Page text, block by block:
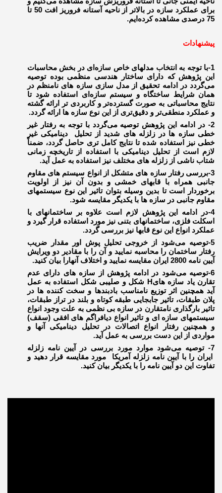
برای عملکرد سازه در بالاتر از ناحیه آستانه فروریز افت 50 تا
75 درصدی مشاهده کرده‌ایم.
پیشنهادات
1-با توجه به انتخاب مدلهای خاص سازه‌ای در بخش محاسبات
این پژوهش که دارای ساختار هندسی منظمی بوده توصیه
می‌گردد در ادامه تحقیق از مدل سازی سازه های نامنظم در
همان شرایط ساختگاه و سیستم سازه‌ای استفاده شود تا
نتایج محاسباتی به صورت گسترده‌تر و کاربردی تر ارائه گشته
و عملکرد منطقی‌تر و دقیق‌تری از این نوع سازه ها ارائه گردد.
2- در ادامه این پژوهش توصیه می‌گردد با توجه به رفتار غیر
خطی سازه ها در زلزله های شدید از تحلیل ‌دینامیکی غیر
خطی نیز استفاده شده تا نتایج کامل تری حاصل گردد، ضمناً
لازم است از تحلیل دینامیکی با استفاده از تاریخچه زمانی
شتاب ناشی از زلزله های مختلف نیز استفاده به عمل آید.
3-بررسی رفتار سازه های متشکل از انواع سیستم های مقاوم
جانبی همراه با قابهای خمشی و بدون آن نیز از اولویت
برخوردار است تا بدین وسیله بتوان تاثیر این نوع سیستمهای
مقاوم جانبی در سازه ها با یکدیگر مقایسه شود.
4-در ادامه این پژوهش لازم است علاوه بر ساختمانهای با
اسکلت فلزی، ساختمانهای بتنی نیز مورد استفاده قرار گیرد و
عملکرد انواع این نوع قابها نیز بررسی گردد.
5-توصیه می‌شود از خروجی تحلیل پوش اور مقدار ضریب
رفتار ساختمان را محاسبه نمایید و آن را با مقادیر دو ویرایش
آیین نامه 2800 ایران مقایسه نمایید و اختلاف آنهارا بیان کنید.
6-توصیه می‌شود در ادامه پژوهش از سازه های دارای عدم
تقارن یاد سازه هایH شکل و صلیبی شکل استفاده به عمل
آید همچنین اثر توزیع نامناسب بادبندها و سخت کننده ها در
پلان طبقات، تاثیر جابجایی طبقه کوتاه و بلند در تراز طبقات،
تاثیر بارگذاری نامتقارن در سازه بی نظمی به علت وجود انواع
سیستمهای سازه ای و تاثیر انواع دیافراگم های افقی (سقف)
و همچنین رفتار انواع اتصالات در تحلیل دینامیکی آنها و
مواردی از این دست بررسی به عمل آید.
7- توصیه می‌شود موارد مورد بررسی در آیین نامه زلزله
ایران را با آیین نامه زلزله آمریکا مورد مقایسه قرار دهید و
تفاوت این دو آیین نامه را با یکدیگر بیان کنید.